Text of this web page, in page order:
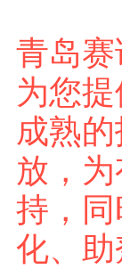
青岛赛
为您
成熟
放，
持，
化、